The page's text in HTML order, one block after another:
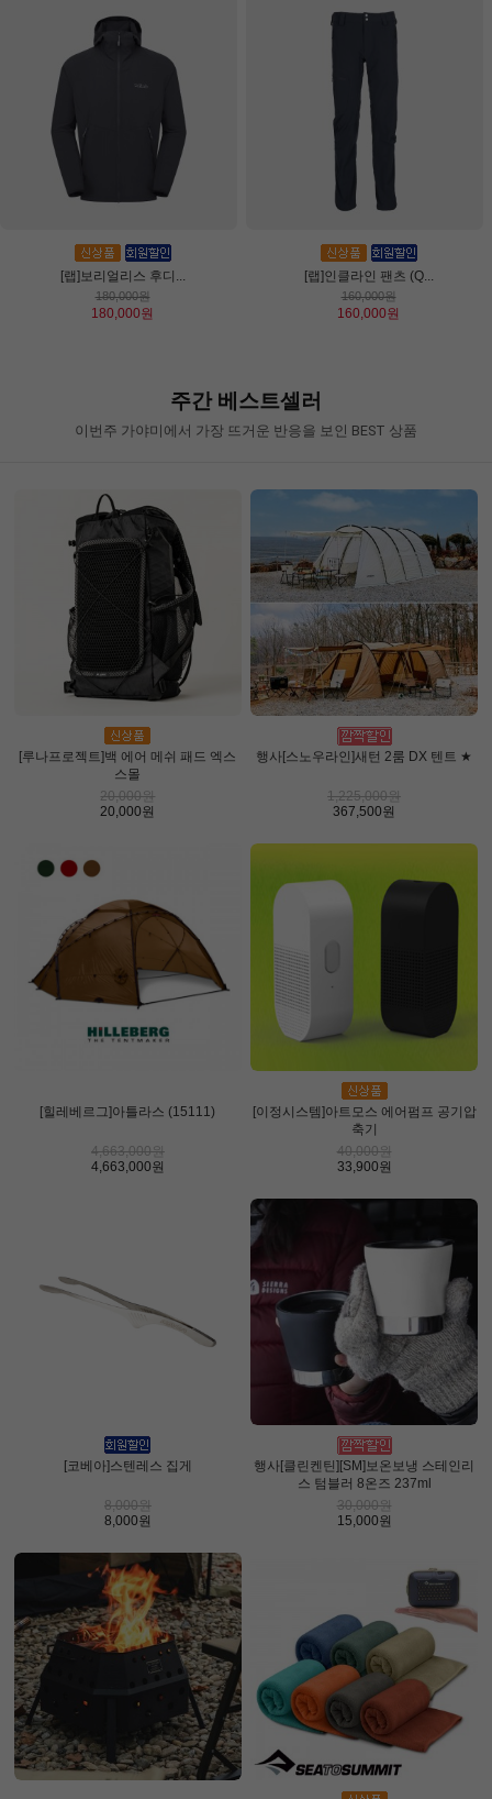
[랩]보리얼리스 후디...
180,000원
180,000원
[랩]인클라인 팬츠 (Q...
160,000원
160,000원
주간 베스트셀러
이번주 가야미에서 가장 뜨거운 반응을 보인 BEST 상품
[루나프로젝트]백 에어 메쉬 패드 엑스
스몰
20,000원
20,000원
행사[스노우라인]새턴 2룸 DX 텐트 ★
1,225,000원
367,500원
[힐레베르그]아틀라스 (15111)
4,663,000원
4,663,000원
[이정시스템]아트모스 에어펌프 공기압
축기
40,000원
33,900원
[코베아]스텐레스 집게
8,000원
8,000원
행사[클린켄틴][SM]보온보냉 스테인리
스 텀블러 8온즈 237ml
30,000원
15,000원